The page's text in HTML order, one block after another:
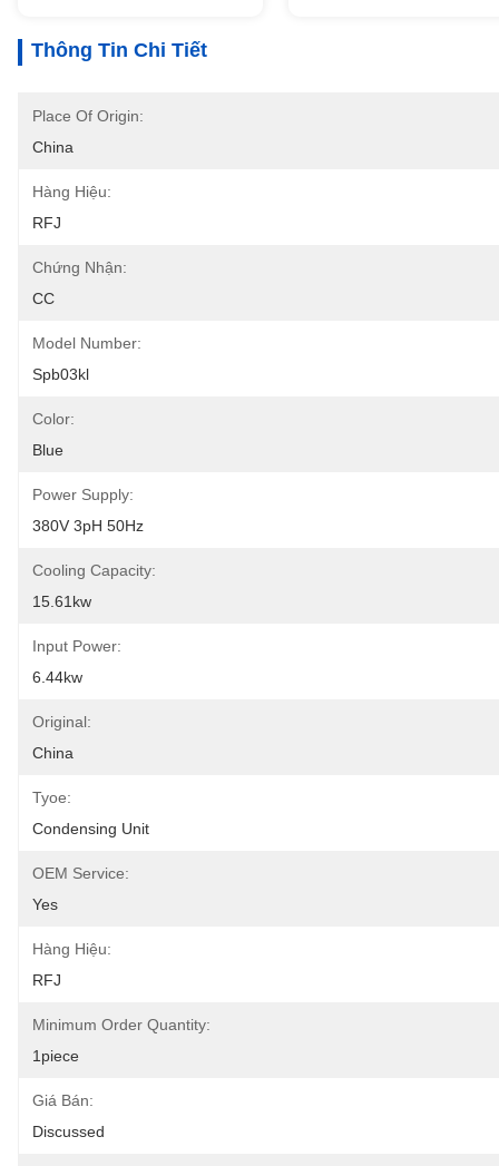
Thông Tin Chi Tiết
Place Of Origin:
China
Hàng Hiệu:
RFJ
Chứng Nhận:
CC
Model Number:
Spb03kl
Color:
Blue
Power Supply:
380V 3pH 50Hz
Cooling Capacity:
15.61kw
Input Power:
6.44kw
Original:
China
Tyoe:
Condensing Unit
OEM Service:
Yes
Hàng Hiệu:
RFJ
Minimum Order Quantity:
1piece
Giá Bán:
Discussed